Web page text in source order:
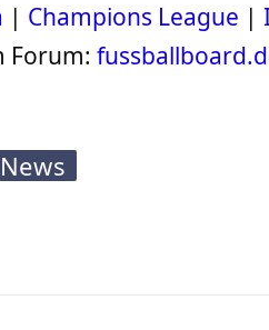
| Champions League |
Forum:
News